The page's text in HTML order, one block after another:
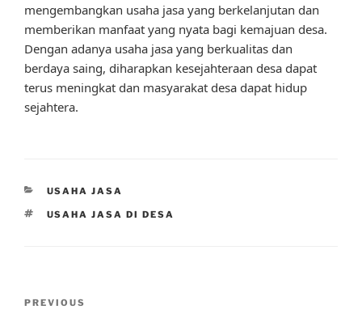
mengembangkan usaha jasa yang berkelanjutan dan
memberikan manfaat yang nyata bagi kemajuan desa.
Dengan adanya usaha jasa yang berkualitas dan
berdaya saing, diharapkan kesejahteraan desa dapat
terus meningkat dan masyarakat desa dapat hidup
sejahtera.
CATEGORIES
USAHA JASA
TAGS
USAHA JASA DI DESA
Previous
PREVIOUS